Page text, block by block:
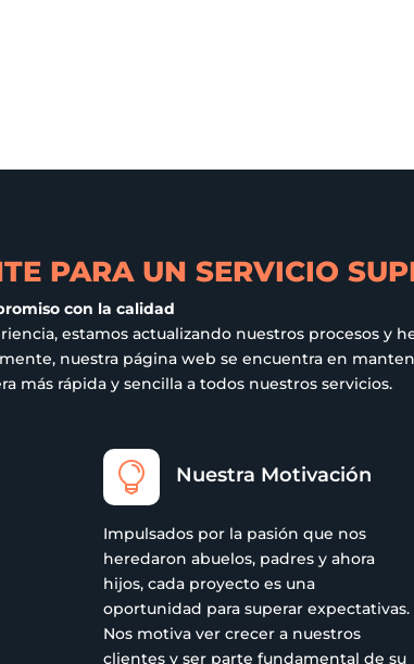
PARA UN SERVICIO
con la calidad
estamos actualizando nuestros procesos y
nuestra página web se encuentra en
más rápida y sencilla a todos nuestros servicios.
 Nuestra Motivación
Impulsados por la pasión que nos
heredaron abuelos, padres y ahora
hijos, cada proyecto es una
oportunidad para superar expectativas.
Nos motiva ver crecer a nuestros
clientes y ser parte fundamental de su